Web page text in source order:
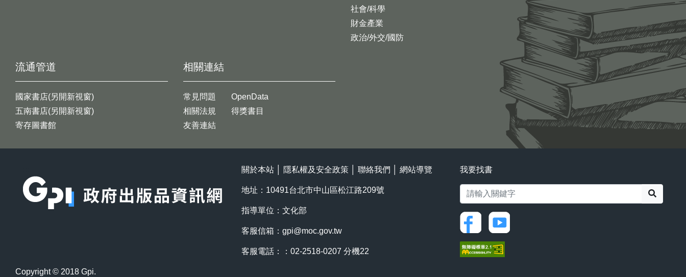
社會/科學
財金產業
政治/外交/國防
流通管道
國家書店(另開新視窗)
五南書店(另開新視窗)
寄存圖書館
相關連結
常見問題
相關法規
友善連結
OpenData
得獎書目
關於本站 隱私權及安全政策 聯絡我們 網站導覽
地址：10491台北市中山區松江路209號
指導單位：文化部
客服信箱： gpi@moc.gov.tw
客服電話：：02-2518-0207 分機22
我要找書
Copyright © 2018 Gpi.